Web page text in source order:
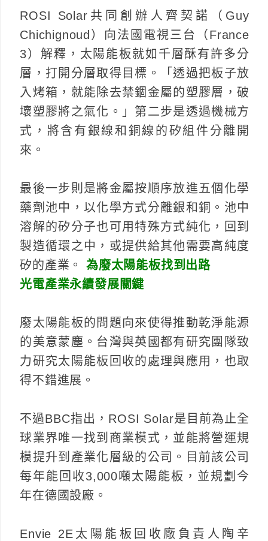
ROSI Solar共同創辦人齊契諾（Guy
Chichignoud）向法國電視三台（France
3）解釋，太陽能板就如千層酥有許多分
層，打開分層取得目標。「透過把板子放
入烤箱，就能除去禁錮金屬的塑膠層，破
壞塑膠將之氣化。」第二步是透過機械方
式，將含有銀線和銅線的矽組件分離開
來。
最後一步則是將金屬按順序放進五個化學
藥劑池中，以化學方式分離銀和銅。池中
溶解的矽分子也可用特殊方式純化，回到
製造循環之中，或提供給其他需要高純度
矽的產業。為廢太陽能板找到出路
光電產業永續發展關鍵
廢太陽能板的問題向來使得推動乾淨能源
的美意蒙塵。台灣與英國都有研究團隊致
力研究太陽能板回收的處理與應用，也取
得不錯進展。
不過BBC指出，ROSI Solar是目前為止全
球業界唯一找到商業模式，並能將營運規
模提升到產業化層級的公司。目前該公司
每年能回收3,000噸太陽能板，並規劃今
年在德國設廠。
Envie 2E太陽能板回收廠負責人陶辛